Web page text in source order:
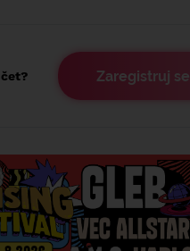
Zaregistruj se